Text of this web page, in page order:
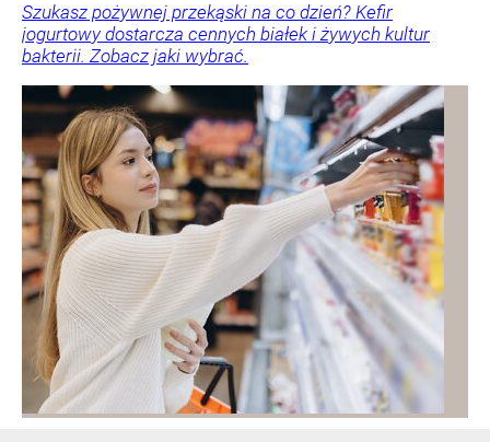
Szukasz pożywnej przekąski na co dzień? Kefir
jogurtowy dostarcza cennych białek i żywych kultur
bakterii. Zobacz jaki wybrać.